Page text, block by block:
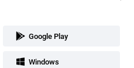
Google Play
Windows